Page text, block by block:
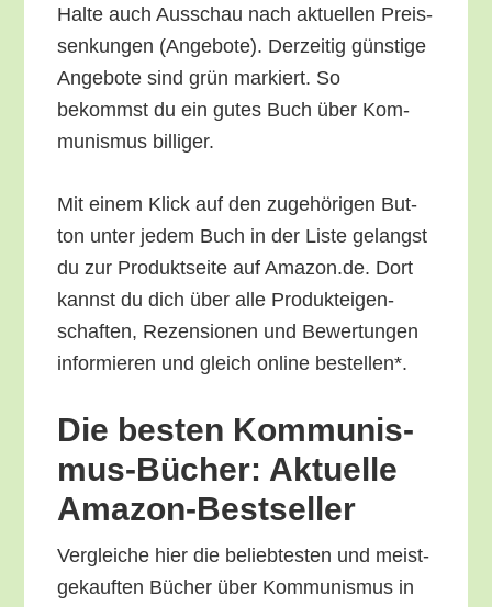
Hal­te auch Aus­schau nach aktu­el­len Preis­
sen­kun­gen (Ange­bo­te). Der­zei­tig güns­ti­ge
Ange­bo­te sind grün mar­kiert. So
bekommst du ein gutes Buch über Kom­
mu­nis­mus billiger.
Mit einem Klick auf den zuge­hö­ri­gen But­
ton unter jedem Buch in der Lis­te gelangst
du zur Pro­dukt­sei­te auf Amazon.de. Dort
kannst du dich über alle Pro­duk­tei­gen­
schaf­ten, Rezen­sio­nen und Bewer­tun­gen
infor­mie­ren und gleich online bestellen*.
Die bes­ten Kom­mu­nis­
mus-Bücher: Aktu­el­le
Amazon-Bestseller
Ver­glei­che hier die belieb­tes­ten und meist­
ge­kauf­ten Bücher über Kom­mu­nis­mus in